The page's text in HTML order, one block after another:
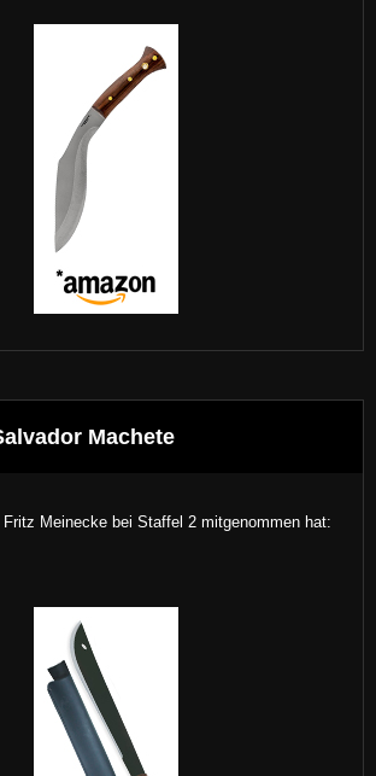
Machete
Fritz Meinecke bei Staffel 2 mitgenommen hat: